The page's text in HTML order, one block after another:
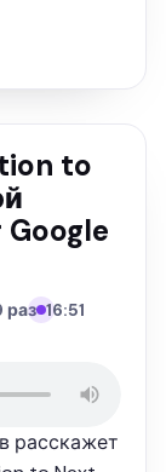
to
раз 16:51
расскажет